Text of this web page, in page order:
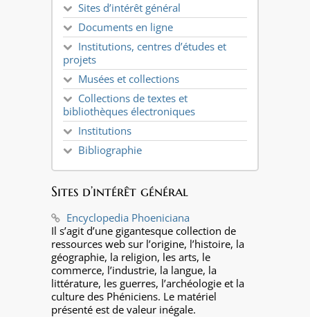
Sites d’intérêt général
Documents en ligne
Institutions, centres d’études et
projets
Musées et collections
Collections de textes et
bibliothèques électroniques
Institutions
Bibliographie
Sites d’intérêt général
Encyclopedia Phoeniciana
Il s’agit d’une gigantesque collection de
ressources web sur l’origine, l’histoire, la
géographie, la religion, les arts, le
commerce, l’industrie, la langue, la
littérature, les guerres, l’archéologie et la
culture des Phéniciens. Le matériel
présenté est de valeur inégale.